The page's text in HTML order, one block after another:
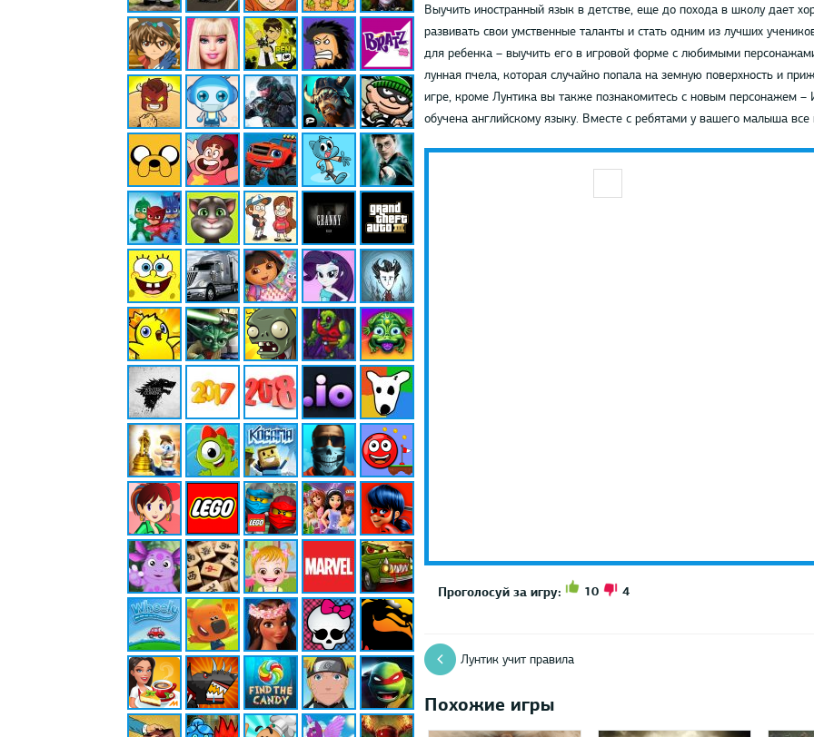
Выучить иностранный язык в детстве, еще до похода в школу дает
развивать свои умственные таланты и стать одним из лучших
для ребенка – выучить его в игровой форме с любимыми
лунная пчела, которая случайно попала на земную поверхность и
игре, кроме Лунтика вы также познакомитесь с новым персонажем
обучена английскому языку. Вместе с ребятами у вашего малыша все
Проголосуй за игру: 10 4
Лунтик учит правила
Похожие игры